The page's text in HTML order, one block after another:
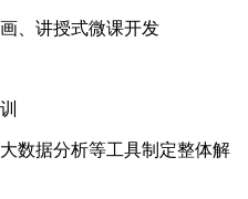
、讲授式微课开发
数据分析等工具制定整体解